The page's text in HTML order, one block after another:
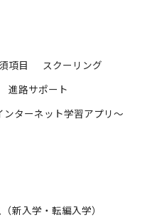
項目
スクーリング
進路サポート
ターネット学習アプリ～
新入学・転編入学）